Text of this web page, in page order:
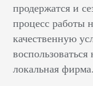
продержатся и
процесс работы
качественную
локальная фирма.